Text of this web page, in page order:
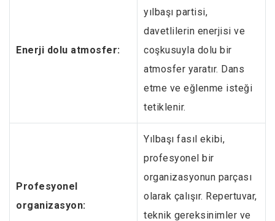
Enerji dolu atmosfer:
yılbaşı partisi,
davetlilerin enerjisi ve
coşkusuyla dolu bir
atmosfer yaratır. Dans
etme ve eğlenme isteği
tetiklenir.
Profesyonel
organizasyon:
Yılbaşı fasıl ekibi,
profesyonel bir
organizasyonun parçası
olarak çalışır. Repertuvar,
teknik gereksinimler ve